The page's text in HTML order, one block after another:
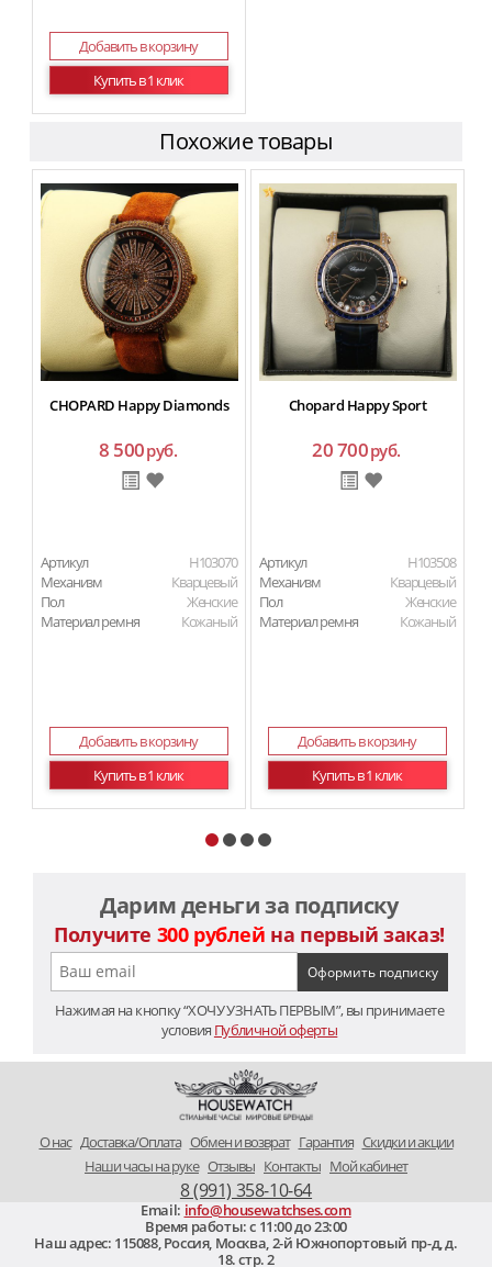
Добавить в корзину
Купить в 1 клик
Похожие товары
CHOPARD Happy Diamonds
8 500руб.
Артикул
H103070
Механизм
Кварцевый
Пол
Женские
Материал ремня
Кожаный
Добавить в корзину
Купить в 1 клик
Chopard Happy Sport
20 700руб.
Артикул
H103508
Механизм
Кварцевый
Пол
Женские
Материал ремня
Кожаный
Добавить в корзину
Купить в 1 клик
Дарим деньги за подписку
Получите 300 рублей на первый заказ!
Нажимая на кнопку “ХОЧУ УЗНАТЬ ПЕРВЫМ”, вы принимаете
условия Публичной оферты
O нас Доставка/Оплата Обмен и возврат Гарантия Скидки и акции
Наши часы на руке Отзывы Контакты Мой кабинет
8 (991) 358-10-64
Email: info@housewatchses.com
Время работы: c 11:00 до 23:00
Наш адрес: 115088,Россия, Москва,2-й Южнопортовый пр-д, д.
18. стр. 2